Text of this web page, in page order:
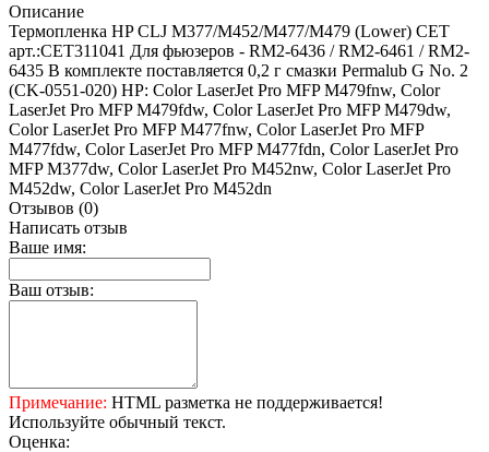
Описание
Термопленка HP CLJ M377/M452/M477/M479 (Lower) CET
арт.:CET311041 Для фьюзеров - RM2-6436 / RM2-6461 / RM2-
6435 В комплекте поставляется 0,2 г смазки Permalub G No. 2
(CK-0551-020) HP: Color LaserJet Pro MFP M479fnw, Color
LaserJet Pro MFP M479fdw, Color LaserJet Pro MFP M479dw,
Color LaserJet Pro MFP M477fnw, Color LaserJet Pro MFP
M477fdw, Color LaserJet Pro MFP M477fdn, Color LaserJet Pro
MFP M377dw, Color LaserJet Pro M452nw, Color LaserJet Pro
M452dw, Color LaserJet Pro M452dn
Отзывов (0)
Написать отзыв
Ваше имя:
Ваш отзыв:
Примечание: HTML разметка не поддерживается!
Используйте обычный текст.
Оценка: